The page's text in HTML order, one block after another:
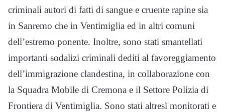
criminali autori di fatti di sangue e cruente rapine sia
in Sanremo che in Ventimiglia ed in altri comuni
dell’estremo ponente. Inoltre, sono stati smantellati
importanti sodalizi criminali dediti al favoreggiamento
dell’immigrazione clandestina, in collaborazione con
la Squadra Mobile di Cremona e il Settore Polizia di
Frontiera di Ventimiglia. Sono stati altresì monitorati e